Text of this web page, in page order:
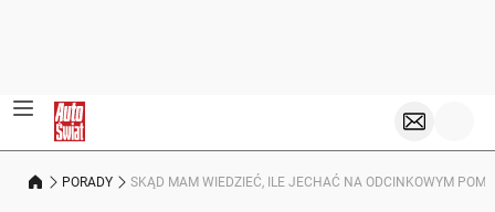
PORADY SKĄD MAM WIEDZIEĆ, ILE JECHAĆ NA ODCINKOWYM